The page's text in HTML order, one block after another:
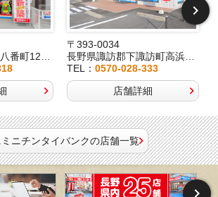
町12-29
〒393-0034
長野県諏訪郡下諏訪町高浜6191-3
TEL：0570-028-333
店舗詳細
ミニチンタイバンクの店舗一覧